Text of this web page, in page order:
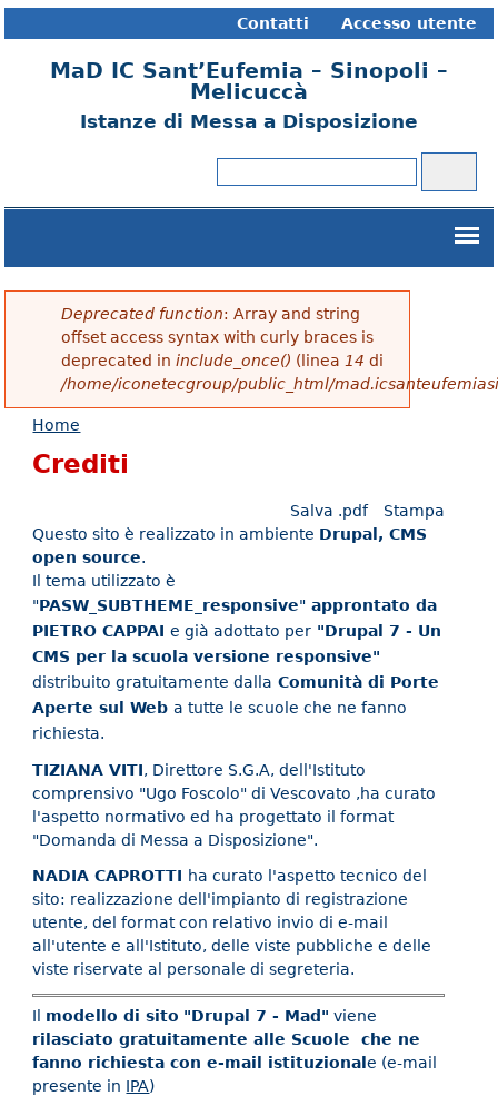
Accesso utente
Contatti
MaD IC Sant’Eufemia – Sinopoli –
Melicuccà
Istanze di Messa a Disposizione
Cerca
Messaggio di errore
Deprecated function: Array and string
offset access syntax with curly braces is
deprecated ininclude_once() (linea 14 di
/home/iconetecgroup/public_html/
Tu sei qui
Home
Crediti
Stampa
Salva .pdf
Questo sito è realizzato in ambiente Drupal, CMS
open source.
Il tema utilizzato è
"PASW_SUBTHEME_responsive" approntato da
PIETRO CAPPAIe già adottato per "Drupal 7 - Un
CMS per la scuola versione responsive"
distribuito gratuitamente dalla Comunità di Porte
Aperte sul Weba tutte le scuole che ne fanno
richiesta.
TIZIANA VITI, Direttore S.G.A, dell'Istituto
comprensivo "Ugo Foscolo" di Vescovato ,ha curato
l'aspetto normativo ed ha progettato il format
"Domanda di Messa a Disposizione".
NADIA CAPROTTI ha curato l'aspetto tecnico del
sito: realizzazione dell'impianto di registrazione
utente, del format con relativo invio di e-mail
all'utente e all'Istituto, delle viste pubbliche e delle
viste riservate al personale di segreteria.
Il modello di sito "Drupal 7 - Mad" viene
rilasciato gratuitamente alle Scuole che ne
fanno richiesta con e-mail istituzionale (e-mail
presente in IPA)